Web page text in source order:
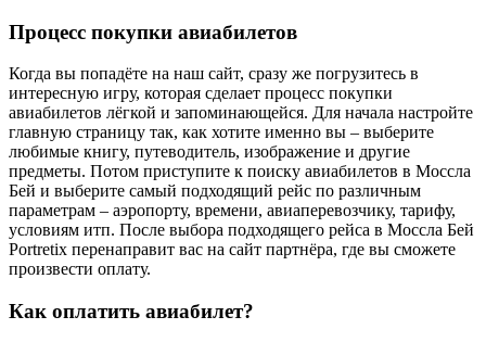
Процесс покупки авиабилетов
Когда вы попадёте на наш сайт, сразу же погрузитесь в
интересную игру, которая сделает процесс покупки
авиабилетов лёгкой и запоминающейся. Для начала настройте
главную страницу так, как хотите именно вы – выберите
любимые книгу, путеводитель, изображение и другие
предметы. Потом приступите к поиску авиабилетов в Моссла
Бей и выберите самый подходящий рейс по различным
параметрам – аэропорту, времени, авиаперевозчику, тарифу,
условиям итп. После выбора подходящего рейса в Моссла Бей
Portretix перенаправит вас на сайт партнёра, где вы сможете
произвести оплату.
Как оплатить авиабилет?